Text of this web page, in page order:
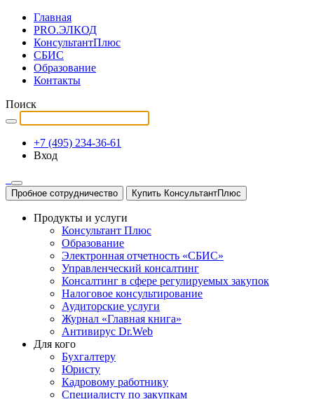
Главная
PRO.ЭЛКОД
КонсультантПлюс
СБИС
Образование
Контакты
Поиск
+7 (495) 234-36-61
Вход
Пробное сотрудничество Купить КонсультантПлюс
Продукты и услуги
Консультант Плюс
Образование
Электронная отчетность «СБИС»
Управленческий консалтинг
Консалтинг в сфере регулируемых закупок
Налоговое консультирование
Аудиторские услуги
Журнал «Главная книга»
Антивирус Dr.Web
Для кого
Бухгалтеру
Юристу
Кадровому работнику
Специалисту по закупкам